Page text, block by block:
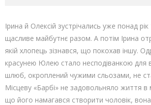
Ірина й Олексій зустрічались уже понад
щасливе майбутнє разом. А потім Ірина
якій хлопець зізнався, що покохав іншу.
красунею Юлею стало несподіванкою для
шлюб, окроплений чужими сльозами, не
Місцеву «Барбі» не задовольняло життя
що його намагався створити чоловік,